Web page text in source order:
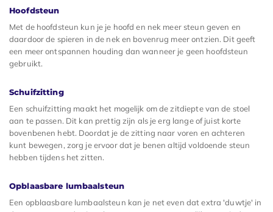
Hoofdsteun
Met de hoofdsteun kun je je hoofd en nek meer steun geven en
daardoor de spieren in de nek en bovenrug meer ontzien. Dit geeft
een meer ontspannen houding dan wanneer je geen hoofdsteun
gebruikt.
Schuifzitting
Een schuifzitting maakt het mogelijk om de zitdiepte van de stoel
aan te passen. Dit kan prettig zijn als je erg lange of juist korte
bovenbenen hebt. Doordat je de zitting naar voren en achteren
kunt bewegen, zorg je ervoor dat je benen altijd voldoende steun
hebben tijdens het zitten.
Opblaasbare lumbaalsteun
Een opblaasbare lumbaalsteun kan je net even dat extra 'duwtje' in